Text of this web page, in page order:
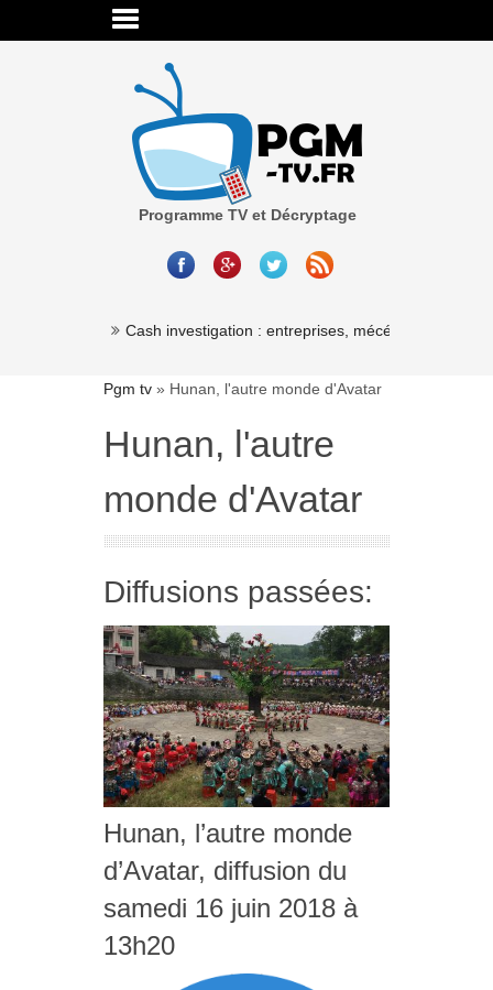
Programme TV et Décryptage
Cash investigation : entreprises, mécénat,
Pgm tv » Hunan, l'autre monde d'Avatar
Hunan, l'autre
monde d'Avatar
Diffusions passées:
Hunan, l’autre monde
d’Avatar, diffusion du
samedi 16 juin 2018 à
13h20